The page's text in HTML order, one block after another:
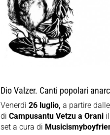
Dio Valzer. Canti popolari
Venerdì26 luglio, a partire
diCampusantu Vetzu a Orani
set a cura di